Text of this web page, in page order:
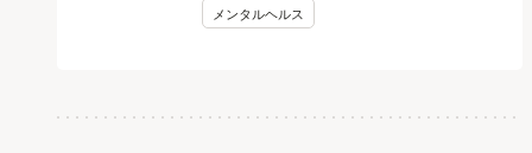
メンタルヘルス